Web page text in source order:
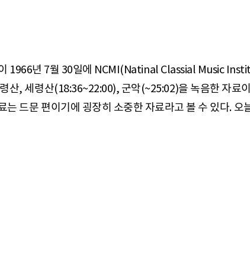
1966년 7월 30일에 NCMI(Natinal Classial Music
산, 세령산(18:36~22:00), 군악(~25:02)을 녹음한 자료